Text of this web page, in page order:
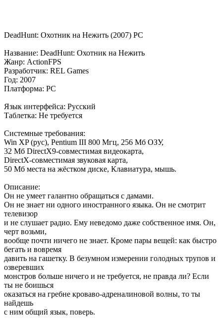
DeadHunt: Охотник на Нежить (2007) PC
Название: DeadHunt: Охотник на Нежить
Жанр: ActionFPS
Разработчик: REL Games
Год: 2007
Платформа: PC
Язык интерфейса: Русcкий
Таблетка: Не требуется
Системные требования:
Win XP (рус), Pentium III 800 Мгц, 256 Мб ОЗУ,
32 Мб DirectX9-совместимая видеокарта,
DirectX-совместимая звуковая карта,
50 Мб места на жёстком диске, Клавиатура, мышь.
Описание:
Он не умеет галантно обращаться с дамами.
Он не знает ни одного иностранного языка. Он не смотрит
телевизор
и не слушает радио. Ему неведомо даже собственное имя. Он,
черт возьми,
вообще почти ничего не знает. Кроме пары вещей: как быстро
бегать и вовремя
давить на гашетку. В безумном измерении голодных трупов и
озверевших
монстров больше ничего и не требуется, не правда ли? Если
ты не боишься
оказаться на гребне кроваво-адреналиновой волны, то ты
найдешь
с ним общий язык, поверь.